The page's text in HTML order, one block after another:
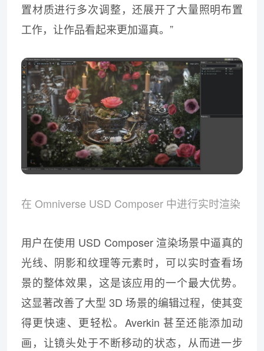
置材质进行多次调整，还展开了大量照明布置
工作，让作品看起来更加逼真。”
在 Omniverse USD Composer 中进行实时渲染
用户在使用 USD Composer 渲染场景中逼真的
光线、阴影和纹理等元素时，可以实时查看场
景的整体效果，这是该应用的一个最大优势。
这显著改善了大型 3D 场景的编辑过程，使其变
得更快速、更轻松。Averkin 甚至还能添加动
画，让镜头处于不断移动的状态，从而进一步